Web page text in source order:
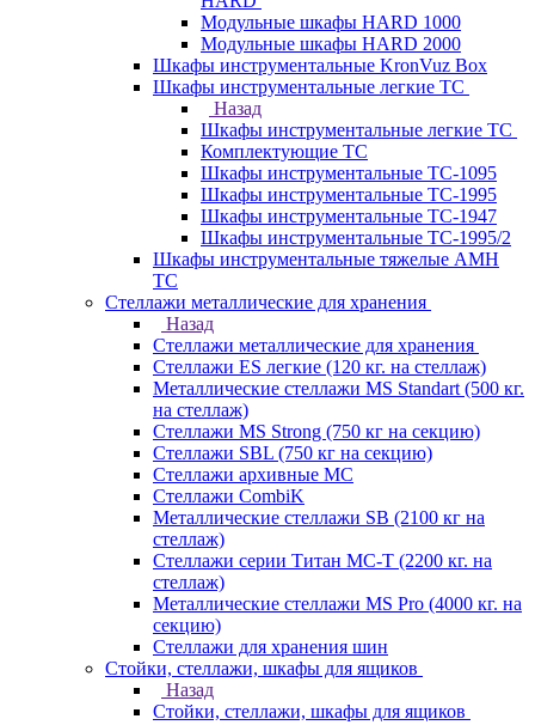
Модульные шкафы HARD 1000
Модульные шкафы HARD 2000
Шкафы инструментальные KronVuz Box
Шкафы инструментальные легкие ТС
Назад
Шкафы инструментальные легкие ТС
Комплектующие ТС
Шкафы инструментальные TC-1095
Шкафы инструментальные TC-1995
Шкафы инструментальные ТС-1947
Шкафы инструментальные ТС-1995/2
Шкафы инструментальные тяжелые AMH
TC
Стеллажи металлические для хранения
Назад
Стеллажи металлические для хранения
Стеллажи ES легкие (120 кг. на стеллаж)
Металлические стеллажи MS Standart (500 кг.
на стеллаж)
Стеллажи MS Strong (750 кг на секцию)
Стеллажи SBL (750 кг на секцию)
Стеллажи архивные МС
Стеллажи CombiK
Металлические стеллажи SB (2100 кг на
стеллаж)
Стеллажи серии Титан МС-Т (2200 кг. на
стеллаж)
Металлические стеллажи MS Pro (4000 кг. на
секцию)
Стеллажи для хранения шин
Стойки, стеллажи, шкафы для ящиков
Назад
Стойки, стеллажи, шкафы для ящиков